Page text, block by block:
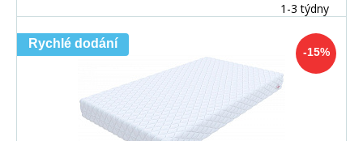
1-3 týdny
-15%
Rychlé dodání